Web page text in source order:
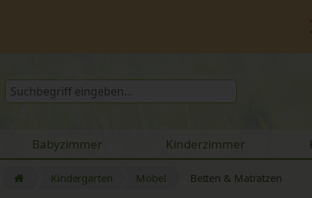
Babyzimmer Kinderzimmer
Kindergarten Möbel Betten & Matratzen